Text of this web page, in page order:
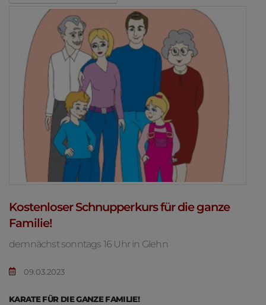
Kostenloser Schnupperkurs für die ganze
Familie!
demnächst sonntags 16 Uhr in Glehn
09.03.2023
KARATE FÜR DIE GANZE FAMILIE!